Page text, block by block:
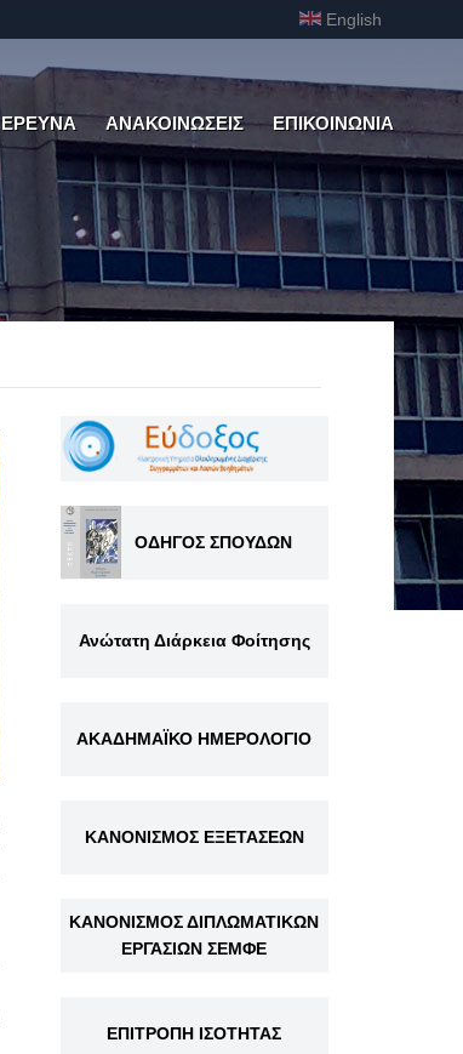
English
ΕΡΕΥΝΑ ΑΝΑΚΟΙΝΩΣΕΙΣ ΕΠΙΚΟΙΝΩΝΙΑ
ΟΔΗΓΟΣ ΣΠΟΥΔΩΝ
Ανώτατη Διάρκεια Φοίτησης
ΑΚΑΔΗΜΑΪΚΟ ΗΜΕΡΟΛΟΓΙΟ
ΚΑΝΟΝΙΣΜΟΣ ΕΞΕΤΑΣΕΩΝ
ΚΑΝΟΝΙΣΜΟΣ ΔΙΠΛΩΜΑΤΙΚΩΝ
ΕΡΓΑΣΙΩΝ ΣΕΜΦΕ
ΕΠΙΤΡΟΠΗ ΙΣΟΤΗΤΑΣ